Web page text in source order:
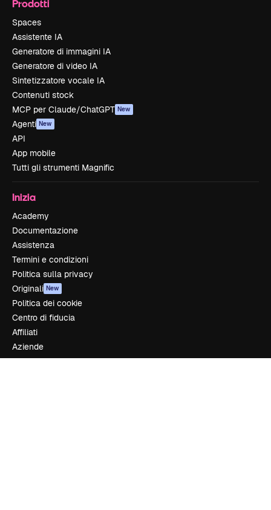
Prodotti
Spaces
Assistente IA
Generatore di immagini IA
Generatore di video IA
Sintetizzatore vocale IA
Contenuti stock
MCP per Claude/ChatGPT New
Agenti New
API
App mobile
Tutti gli strumenti Magnific
Inizia
Academy
Documentazione
Assistenza
Termini e condizioni
Politica sulla privacy
Originali New
Politica dei cookie
Centro di fiducia
Affiliati
Aziende